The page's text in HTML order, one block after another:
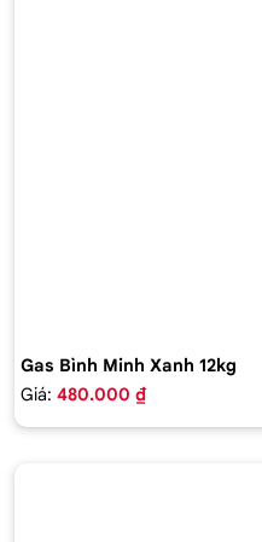
Gas Bình Minh Xanh 12kg
Giá: 480.000 ₫